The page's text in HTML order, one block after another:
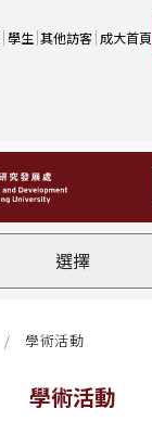
學生 其他訪客 成大首頁
選擇
全部
法規修訂
學術活動
學術活動